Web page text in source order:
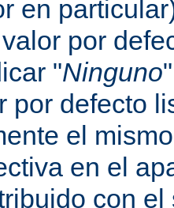
en
por
"Ninguno
por defecto
el
en el
con el